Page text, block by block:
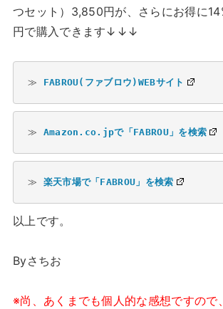
つセット）3,850円が、さらにお得に
円で購入できます↓↓↓
≫ FABROU(ファブロウ)WEBサイト
≫ Amazon.co.jpで「FABROU」を検索
≫ 楽天市場で「FABROU」を検索
以上です。
Byさちお
※尚、あくまでも個人的な感想ですので